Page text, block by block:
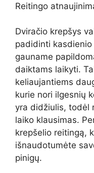
Reitingo
Dviračio krepšys
padidinti
gauname
daiktams laikyti.
keliaujantiems
kurie nori ilgesnių
yra didžiulis, todėl
laiko klausimas.
krepšelio reitingą,
išnaudotumėte
pinigų.